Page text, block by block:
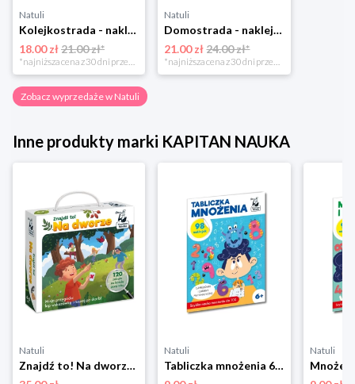
Natuli
Kolejkostrada - naklejaj tory Zuzutoys
18.00 zł21.00 zł*
*najniższa cena z 30 dni przed obniżką
Natuli
Domostrada - naklejaj ulice Zuzutoys
21.00 zł 24.00 zł*
*najniższa cena z 30 dni przed obniżką
Zobacz wyprzedaże w Natuli
Inne produkty marki KAPITAN NAUKA
Natuli
Znajdź to! Na dworze Kapitan nauka
Natuli
Tabliczka mnożenia 6+ Kapitan Nauka Kapitan nauka
Natuli